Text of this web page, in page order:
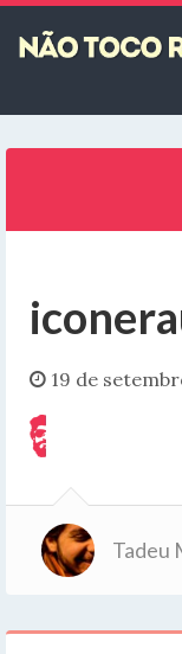
Equipe
19 de
Tadeu